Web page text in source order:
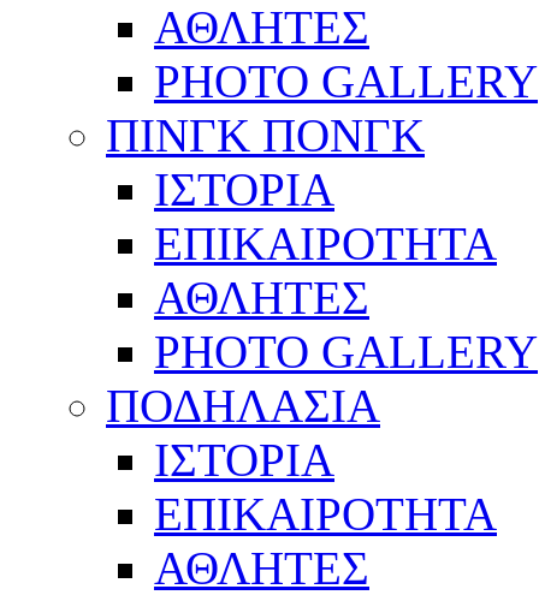
ΑΘΛΗΤΕΣ
PHOTO GALLERY
ΠΙΝΓΚ ΠΟΝΓΚ
ΙΣΤΟΡΙΑ
ΕΠΙΚΑΙΡΟΤΗΤΑ
ΑΘΛΗΤΕΣ
PHOTO GALLERY
ΠΟΔΗΛΑΣΙΑ
ΙΣΤΟΡΙΑ
ΕΠΙΚΑΙΡΟΤΗΤΑ
ΑΘΛΗΤΕΣ